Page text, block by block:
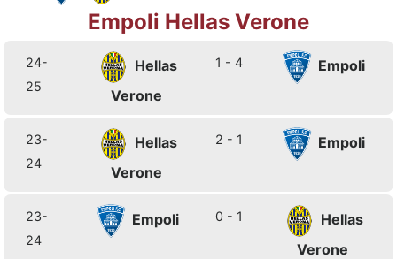
Empoli Hellas Verone
24-
25
Hellas
Verone
1 - 4 Empoli
23-
24
Hellas
Verone
2 - 1 Empoli
23-
24
Empoli 0 - 1
Hellas
Verone